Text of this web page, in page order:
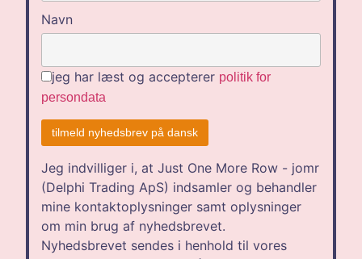
Navn
jeg har læst og accepterer politik for
persondata
Jeg indvilliger i, at Just One More Row - jomr
(Delphi Trading ApS) indsamler og behandler
mine kontaktoplysninger samt oplysninger
om min brug af nyhedsbrevet.
Nyhedsbrevet sendes i henhold til vores